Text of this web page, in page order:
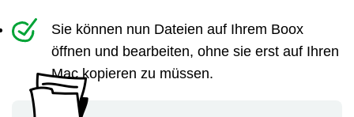
Sie können nun Dateien auf Ihrem Boox
öffnen und bearbeiten, ohne sie erst auf Ihren
Mac kopieren zu müssen.